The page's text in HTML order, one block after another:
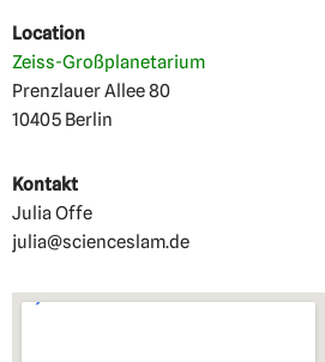
Location
Zeiss-Großplanetarium
Prenzlauer Allee 80
10405 Berlin
Kontakt
Julia Offe
julia@scienceslam.de